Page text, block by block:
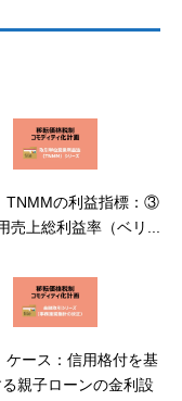
の利益指標：③
売上総利益率（ベリ...
ース：信用格付を基
親子ローンの金利設